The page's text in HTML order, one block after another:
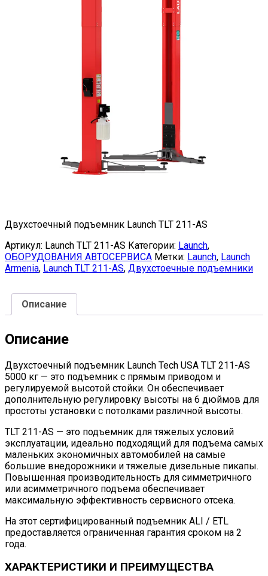
Двухстоечный подъемник Launch TLT 211-AS
Артикул: Launch TLT 211-AS Категории: Launch,
ОБОРУДОВАНИЯ АВТОСЕРВИСА Метки: Launch, Launch
Armenia, Launch TLT 211-AS, Двухстоечные подъемники
Описание
Описание
Двухстоечный подъемник Launch Tech USA TLT 211-AS
5000 кг — это подъемник с прямым приводом и
регулируемой высотой стойки. Он обеспечивает
дополнительную регулировку высоты на 6 дюймов для
простоты установки с потолками различной высоты.
TLT 211-AS — это подъемник для тяжелых условий
эксплуатации, идеально подходящий для подъема самых
маленьких экономичных автомобилей на самые
большие внедорожники и тяжелые дизельные пикапы.
Повышенная производительность для симметричного
или асимметричного подъема обеспечивает
максимальную эффективность сервисного отсека.
На этот сертифицированный подъемник ALI / ETL
предоставляется ограниченная гарантия сроком на 2
года.
ХАРАКТЕРИСТИКИ И ПРЕИМУЩЕСТВА